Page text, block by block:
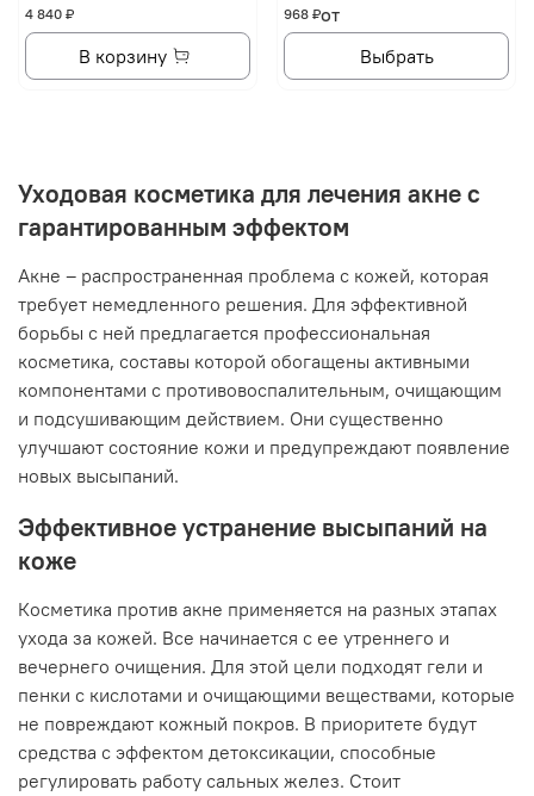
4 840 ₽
В корзину
от
968 ₽
Выбрать
Уходовая косметика для лечения акне с
гарантированным эффектом
Акне – распространенная проблема с кожей, которая
требует немедленного решения. Для эффективной
борьбы с ней предлагается профессиональная
косметика, составы которой обогащены активными
компонентами с противовоспалительным, очищающим
и подсушивающим действием. Они существенно
улучшают состояние кожи и предупреждают появление
новых высыпаний.
Эффективное устранение высыпаний на
коже
Косметика против акне применяется на разных этапах
ухода за кожей. Все начинается с ее утреннего и
вечернего очищения. Для этой цели подходят гели и
пенки с кислотами и очищающими веществами, которые
не повреждают кожный покров. В приоритете будут
средства с эффектом детоксикации, способные
регулировать работу сальных желез. Стоит